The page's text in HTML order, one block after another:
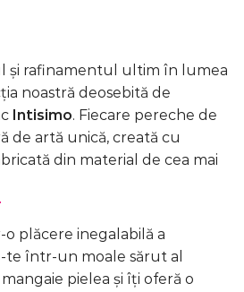
și rafinamentul ultim în lumea
noastră deosebită de
Intisimo. Fiecare pereche de
de artă unică, creată cu
din material de cea mai
plăcere inegalabilă a
într-un moale sărut al
pielea și îți oferă o